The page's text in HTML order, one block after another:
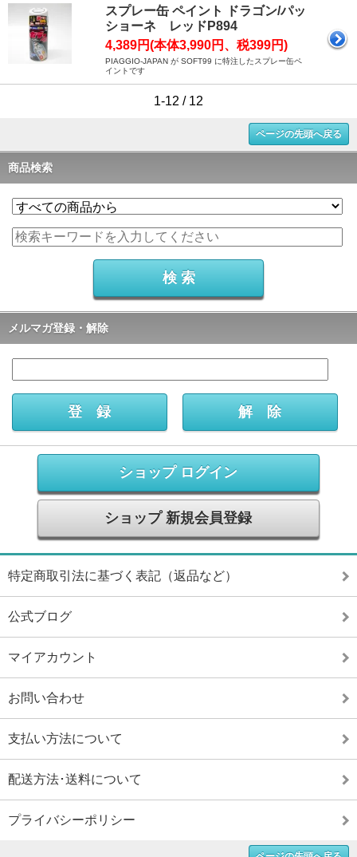
スプレー缶 ペイント ドラゴン/パッ
ショーネ レッドP894
4,389円(本体3,990円、税399円)
PIAGGIO-JAPAN が SOFT99 に特注したスプレー缶ペ
イントです
1-12 / 12
ページの先頭へ戻る
商品検索
メルマガ登録・解除
ショップ ログイン
ショップ 新規会員登録
特定商取引法に基づく表記（返品など）
公式ブログ
マイアカウント
お問い合わせ
支払い方法について
配送方法･送料について
プライバシーポリシー